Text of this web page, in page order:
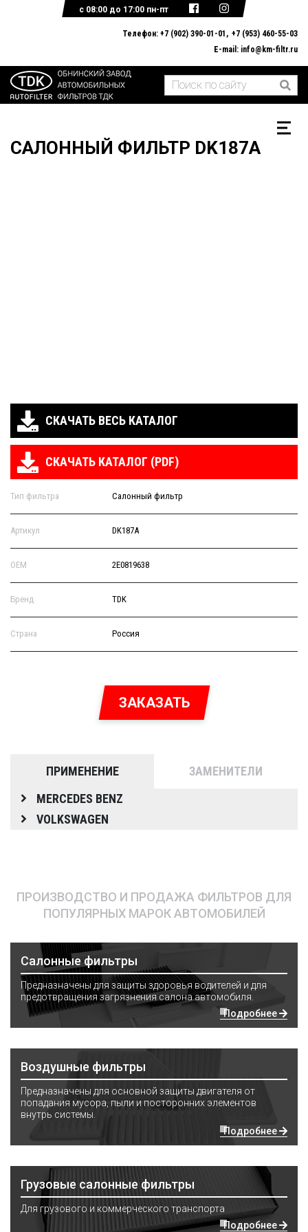
Телефон: +7 (902) 390-01-01
+7 (953) 460-55-03
E-mail: info@km-filtr.ru
с 08:00 до 17:00 пн-пт
ГЛАВНАЯ
О КОМПАНИИ
КАТАЛОГ ПРОДУКЦИИ
ДОКУМЕНТЫ
ОБРАТНАЯ СВЯЗЬ
САЛОННЫЙ ФИЛЬТР DK187А
СКАЧАТЬ ВЕСЬ КАТАЛОГ
СКАЧАТЬ КАТАЛОГ (PDF)
Тип фильтра Салонный фильтр
Артикул DK187А
OEM 2E0819638
Бренд TDK
Страна Россия
ЗАКАЗАТЬ
ПРИМЕНЕНИЕ
ЗАМЕНИТЕЛИ
MERCEDES BENZ
VOLKSWAGEN
ПРОИЗВОДСТВО И ПРОДАЖА ФИЛЬТРОВ ДЛЯ
ПОПУЛЯРНЫХ МАРОК АВТОМОБИЛЕЙ
Салонные фильтры
Предназначены для защиты здоровья водителей и для
предотвращения загрязнения салона автомобиля.
Подробнее
Воздушные фильтры
Предназначены для основной защиты двигателя от
попадания мусора, пыли и посторонних элементов
внутрь системы.
Подробнее
Грузовые салонные фильтры
Для грузового и коммерческого транспорта
Подробнее